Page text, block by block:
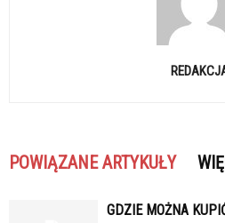
POWIĄZANE ARTYKUŁY
GDZIE MOŻNA